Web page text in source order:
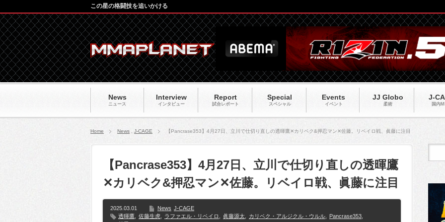
News
ニュース
Interview
インタビュー
Report
試合レポート
Special
スペシャル
Events
イベント
JJ Globo
柔術
J-
国内
この星の格闘技を追いかける
Home News J-CAGE 【Pancrase353】4月27日、立川で仕切り直しの透暉鷹✕カリベク&押忍マン✕佐藤。リベイロ戦、眞藤に注目
【Pancrase353】4月27日、立川で仕切り直しの透暉鷹
✕カリベク&押忍マン✕佐藤。リベイロ戦、眞藤に注目
2025.03.01 News J-CAGE
透暉鷹
佐藤生虎 ラファエル・リベイロ 眞藤源太 カリベク・アルジクル・ウルル Pancrase353